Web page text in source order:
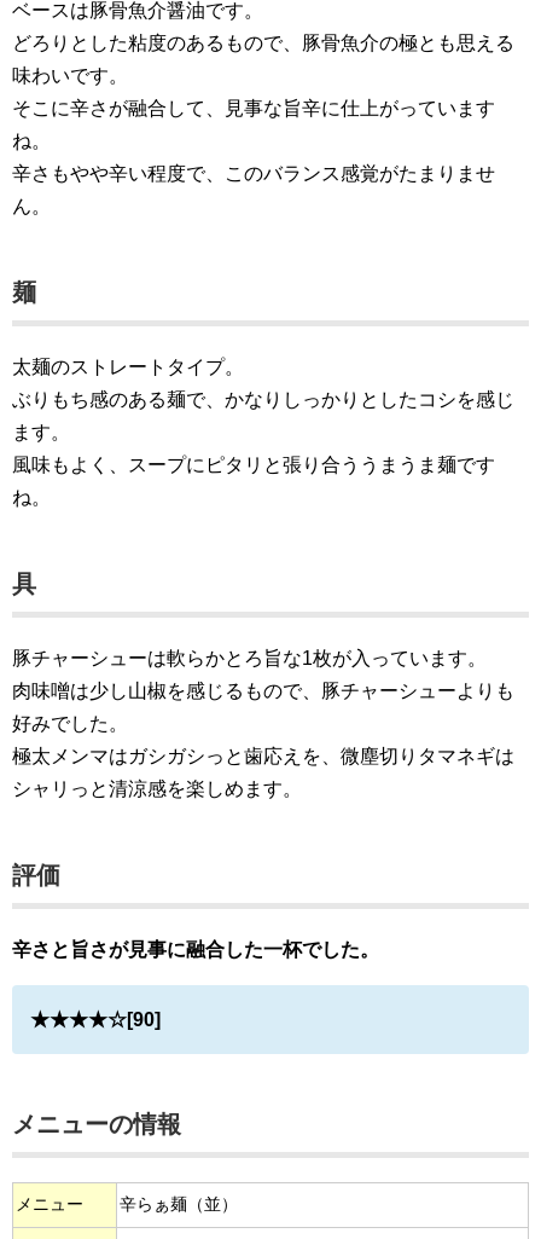
ベースは豚骨魚介醤油です。
どろりとした粘度のあるもので、豚骨魚介の極とも思える
味わいです。
そこに辛さが融合して、見事な旨辛に仕上がっています
ね。
辛さもやや辛い程度で、このバランス感覚がたまりませ
ん。
麺
太麺のストレートタイプ。
ぶりもち感のある麺で、かなりしっかりとしたコシを感じ
ます。
風味もよく、スープにピタリと張り合ううまうま麺です
ね。
具
豚チャーシューは軟らかとろ旨な1枚が入っています。
肉味噌は少し山椒を感じるもので、豚チャーシューよりも
好みでした。
極太メンマはガシガシっと歯応えを、微塵切りタマネギは
シャリっと清涼感を楽しめます。
評価
辛さと旨さが見事に融合した一杯でした。
★★★★☆[90]
メニューの情報
メニュー 辛らぁ麺（並）